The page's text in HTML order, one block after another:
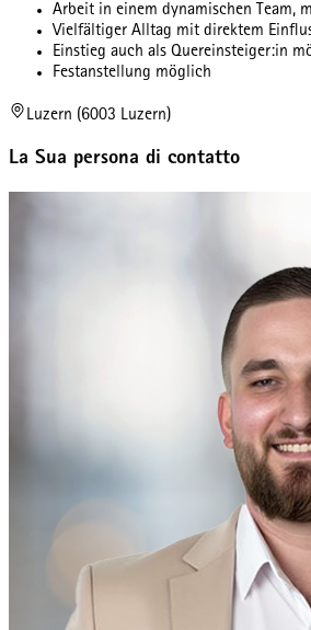
Arbeit in einem dynamischen Team,
Vielfältiger Alltag mit direktem
Einstieg auch als Quereinsteiger:in
Festanstellung möglich
Luzern (6003 Luzern)
La Sua persona di contatto